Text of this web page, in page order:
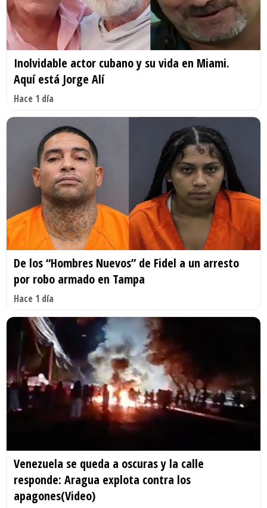
Inolvidable actor cubano y su vida en Miami.
Aquí está Jorge Alí
Hace 1 día
De los “Hombres Nuevos” de Fidel a un arresto
por robo armado en Tampa
Hace 1 día
Venezuela se queda a oscuras y la calle
responde: Aragua explota contra los
apagones(Video)